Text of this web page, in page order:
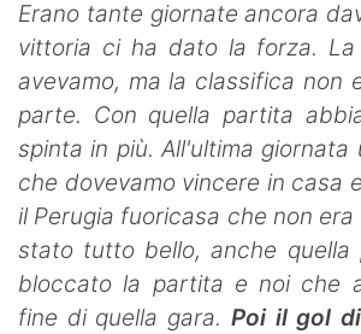
Erano tante giornate ancora
vittoria ci ha dato la forza. La
avevamo, ma la classifica non
parte. Con quella partita
spinta in più. All'ultima giornata
che dovevamo vincere in casa
il Perugia fuoricasa che non
stato tutto bello, anche quella
bloccato la partita e noi che
fine di quella gara. Poi il gol